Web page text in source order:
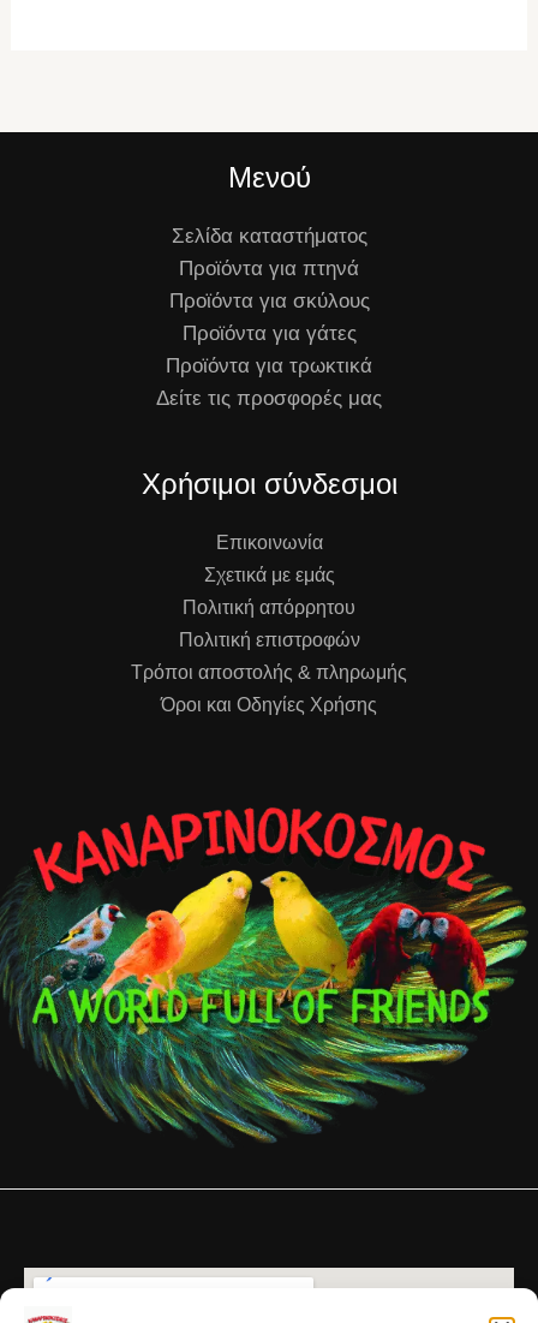
Μενού
Σελίδα καταστήματος
Προϊόντα για πτηνά
Προϊόντα για σκύλους
Προϊόντα για γάτες
Προϊόντα για τρωκτικά
Δείτε τις προσφορές μας
Χρήσιμοι σύνδεσμοι
Επικοινωνία
Σχετικά με εμάς
Πολιτική απόρρητου
Πολιτική επιστροφών
Τρόποι αποστολής & πληρωμής
Όροι και Οδηγίες Χρήσης